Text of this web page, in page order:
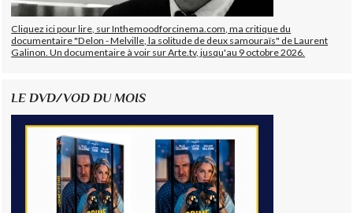
Cliquez ici pour lire, sur Inthemoodforcinema.com, ma critique du
documentaire "Delon - Melville, la solitude de deux samouraïs" de Laurent
Galinon. Un documentaire à voir sur Arte.tv, jusqu'au 9 octobre 2026.
LE DVD/VOD DU MOIS